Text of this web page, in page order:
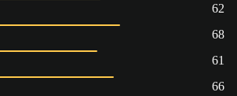
62
68
61
66